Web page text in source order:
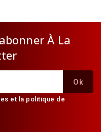
À La
et la politique de